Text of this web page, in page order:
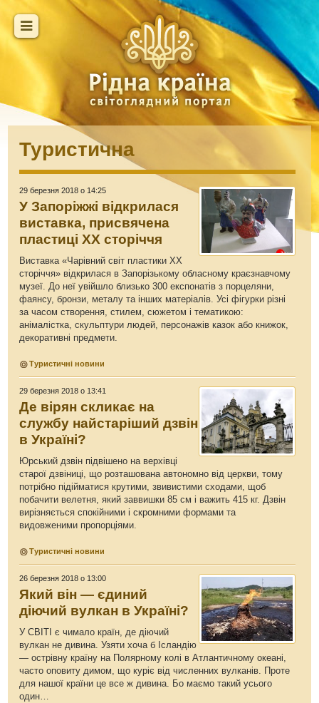
Туристична
29 березня 2018 о 14:25
У Запоріжжі відкрилася
виставка, присвячена
пластиці ХХ сторіччя
Виставка «Чарівний світ пластики ХХ
сторіччя» відкрилася в Запорізькому обласному краєзнавчому
музеї. До неї увійшло близько 300 експонатів з порцеляни,
фаянсу, бронзи, металу та інших матеріалів. Усі фігурки різні
за часом створення, стилем, сюжетом і тематикою:
анімалістка, скульптури людей, персонажів казок або книжок,
декоративні предмети.
Туристичні новини
29 березня 2018 о 13:41
Де вірян скликає на
службу найстаріший дзвін
в Україні?
Юрський дзвін підвішено на верхівці
старої дзвіниці, що розташована автономно від церкви, тому
потрібно підійматися крутими, звивистими сходами, щоб
побачити велетня, який заввишки 85 см і важить 415 кг. Дзвін
вирізняється спокійними і скромними формами та
видовженими пропорціями.
Туристичні новини
26 березня 2018 о 13:00
Який він — єдиний
діючий вулкан в Україні?
У СВІТІ є чимало країн, де діючий
вулкан не дивина. Узяти хоча б Ісландію
— острівну країну на Полярному колі в Атлантичному океані,
часто оповиту димом, що куріє від численних вулканів. Проте
для нашої країни це все ж дивина. Бо маємо такий усього
один…